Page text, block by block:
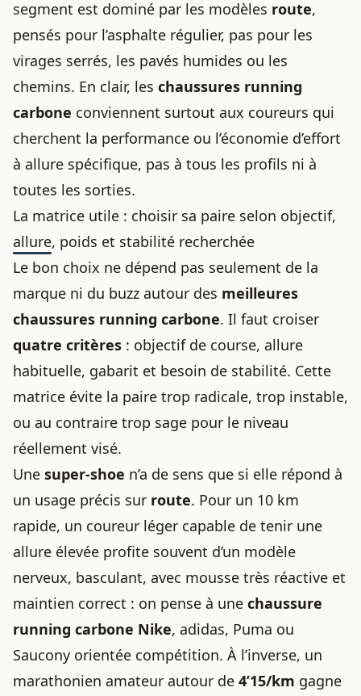
segment est dominé par les modèles route,
pensés pour l’asphalte régulier, pas pour les
virages serrés, les pavés humides ou les
chemins. En clair, les chaussures running
carbone conviennent surtout aux coureurs qui
cherchent la performance ou l’économie d’effort
à allure spécifique, pas à tous les profils ni à
toutes les sorties.
La matrice utile : choisir sa paire selon objectif,
allure, poids et stabilité recherchée
Le bon choix ne dépend pas seulement de la
marque ni du buzz autour des meilleures
chaussures running carbone. Il faut croiser
quatre critères : objectif de course, allure
habituelle, gabarit et besoin de stabilité. Cette
matrice évite la paire trop radicale, trop instable,
ou au contraire trop sage pour le niveau
réellement visé.
Une super-shoe n’a de sens que si elle répond à
un usage précis sur route. Pour un 10 km
rapide, un coureur léger capable de tenir une
allure élevée profite souvent d’un modèle
nerveux, basculant, avec mousse très réactive et
maintien correct : on pense à une chaussure
running carbone Nike, adidas, Puma ou
Saucony orientée compétition. À l’inverse, un
marathonien amateur autour de 4’15/km gagne